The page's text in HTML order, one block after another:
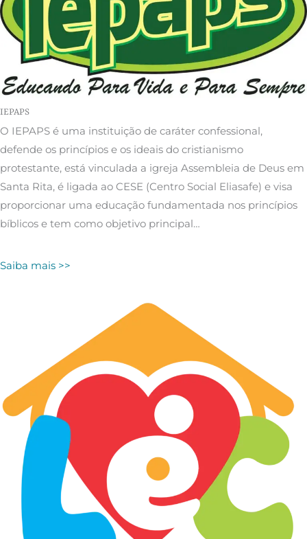
IEPAPS
O IEPAPS é uma instituição de caráter confessional,
defende os princípios e os ideais do cristianismo
protestante, está vinculada a igreja Assembleia de Deus em
Santa Rita, é ligada ao CESE (Centro Social Eliasafe) e visa
proporcionar uma educação fundamentada nos princípios
bíblicos e tem como objetivo principal…
Saiba mais >>